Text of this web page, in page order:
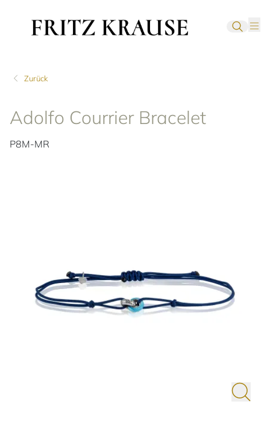
Zurück
Adolfo Courrier Bracelet
P8M-MR